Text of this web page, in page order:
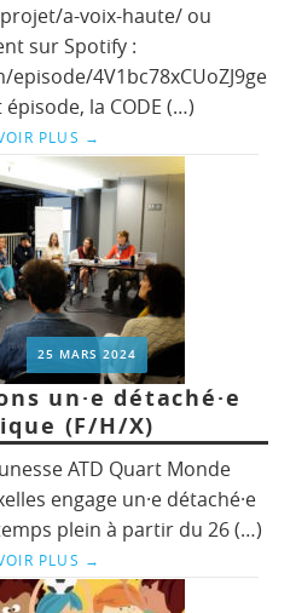
a-voix-haute/ ou
sur Spotify :
4V1bc78xCUoZJ9ge
épisode, la CODE (…)
PLUS →
25 MARS 2024
un·e détaché·e
(F/H/X)
ATD Quart Monde
engage un·e détaché·e
plein à partir du 26 (…)
PLUS →